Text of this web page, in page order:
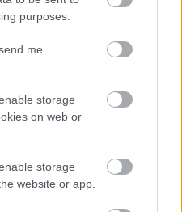
purposes.
me
storage
on web or
storage
website or app.
eddig nem látott módon
székében Justin Tipping
pedig nem más, mint
Nem), aki a Monkeypaw
hozzá nevét egy újabb
is lehetne: egy fiatal,
Withers) lehetőséget
(Marlon Wayans)